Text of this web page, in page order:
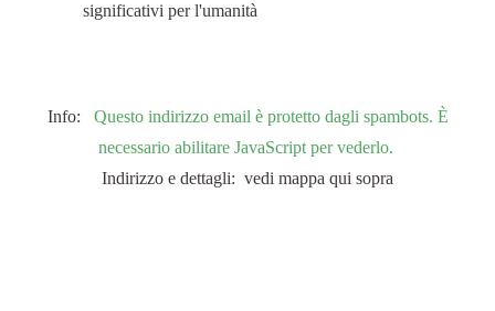
significativi per l'umanità
Info: Questo indirizzo email è protetto dagli spambots. È
necessario abilitare JavaScript per vederlo.
Indirizzo e dettagli: vedi mappa qui sopra